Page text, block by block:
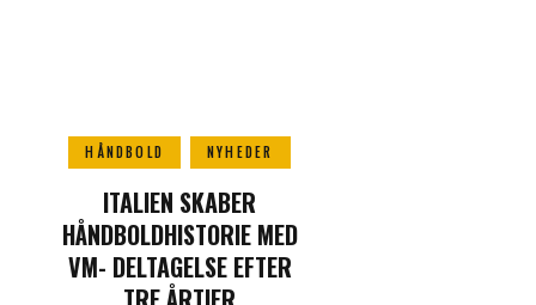
HÅNDBOLD NYHEDER
ITALIEN SKABER
HÅNDBOLDHISTORIE MED
VM- DELTAGELSE EFTER